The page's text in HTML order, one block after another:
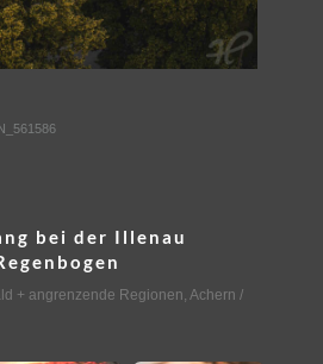
bei der Illenau
+ angrenzende Regionen, Achern /